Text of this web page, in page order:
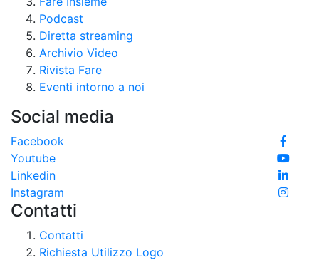
Podcast
Diretta streaming
Archivio Video
Rivista Fare
Eventi intorno a noi
Social media
Facebook
Youtube
Linkedin
Instagram
Contatti
Contatti
Richiesta Utilizzo Logo